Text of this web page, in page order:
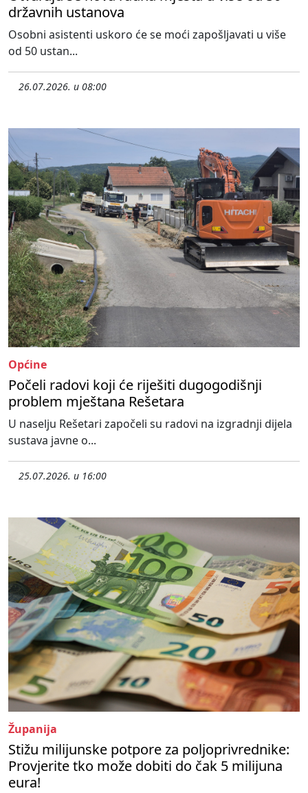
državnih ustanova
Osobni asistenti uskoro će se moći zapošljavati u više
od 50 ustan...
26.07.2026. u 08:00
Općine
Počeli radovi koji će riješiti dugogodišnji
problem mještana Rešetara
U naselju Rešetari započeli su radovi na izgradnji dijela
sustava javne o...
25.07.2026. u 16:00
Županija
Stižu milijunske potpore za poljoprivrednike:
Provjerite tko može dobiti do čak 5 milijuna
eura!